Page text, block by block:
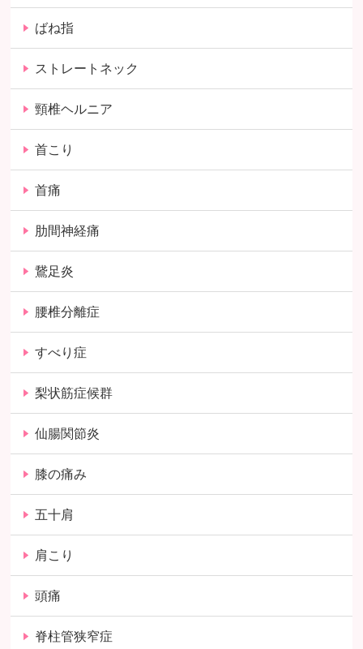
ばね指
ストレートネック
頸椎ヘルニア
首こり
首痛
肋間神経痛
鵞足炎
腰椎分離症
すべり症
梨状筋症候群
仙腸関節炎
膝の痛み
五十肩
肩こり
頭痛
脊柱管狭窄症